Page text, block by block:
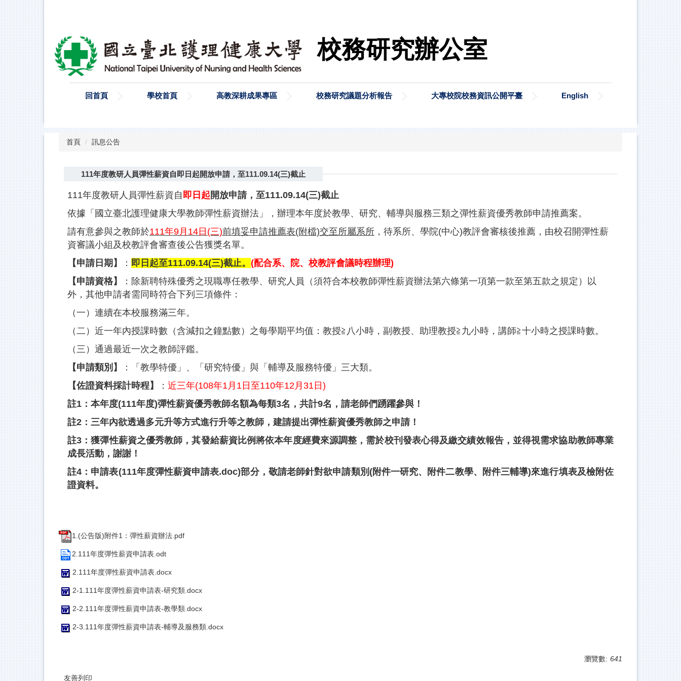
校務研究辦公室
回首頁 學校首頁 高教深耕成果專區 校務研究議題分析報告 大專校院校務資訊公開平臺 English
首頁 訊息公告
111年度教研人員彈性薪資自即日起開放申請，至111.09.14(三)截止
111年度教研人員彈性薪資自 即日起 開放申請，至111.09.14(三)截止
依據「國立臺北護理健康大學教師彈性薪資辦法」，辦理本年度於教學、研究、輔導與服務三類之彈性薪資優秀教師申請推薦案。
請有意參與之教師於111年9月14日(三)前填妥申請推薦表(附檔)交至所屬系所 ，待系所、學院(中心)教評會審核後推薦，由校召開彈性薪
資審議小組及校教評會審查後公告獲獎名單。
【申請日期】
： 即日起至111.09.14(三)截止。 (配合系、院、校教評會議時程辦理)
【申請資格】
：除新聘特殊優秀之現職專任教學、研究人員（須符合本校教師彈性薪資辦法第六條第一項第一款至第五款之規定）以
外，其他申請者需同時符合下列三項條件：
（一）連續在本校服務滿三年。
（二）近一年內授課時數（含減扣之鐘點數）之每學期平均值：教授≧八小時，副教授、助理教授≧九小時，講師≧十小時之授課時數。
（三）通過最近一次之教師評鑑。
【申請類別】
：「教學特優」、「研究特優」與「輔導及服務特優」三大類。
【佐證資料採計時程】
： 近三年(108年1 月1日至110年12月31日)
註1：本年度(111年度)彈性薪資優秀教師名額為每類3名，共計9名，請老師們踴躍參與！
註2：三年內欲透過多元升等方式進行升等之教師，建請提出彈性薪資優秀教師之申請！
註3：獲彈性薪資之優秀教師，其發給薪資比例將依本年度經費來源調整，需於校刊發表心得及繳交績效報告，並得視需求協助教師專業
成長活動，謝謝！
註4：申請表(111年度彈性薪資申請表.doc)部分，敬請老師針對欲申請類別(附件一研究、附件二教學、附件三輔導)來進行填表及檢附佐
證資料。
1.(公告版)附件1：彈性薪資辦法.pdf
2.111年度彈性薪資申請表.odt
2.111年度彈性薪資申請表.docx
2-1.111年度彈性薪資申請表-研究類.docx
2-2.111年度彈性薪資申請表-教學類.docx
2-3.111年度彈性薪資申請表-輔導及服務類.docx
瀏覽數: 641
友善列印